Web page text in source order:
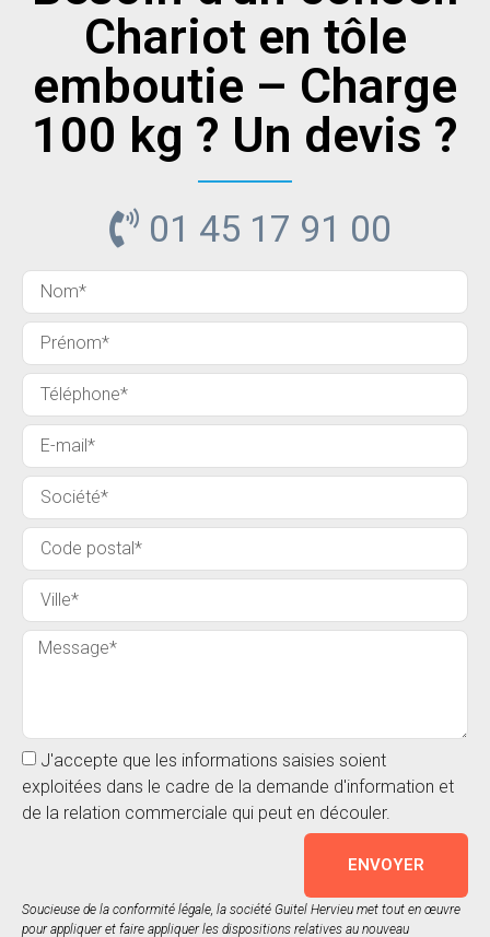
Chariot en tôle
emboutie – Charge
100 kg ? Un devis ?
01 45 17 91 00
J'accepte que les informations saisies soient
exploitées dans le cadre de la demande d'information et
de la relation commerciale qui peut en découler.
ENVOYER
Soucieuse de la conformité légale, la société Guitel Hervieu met tout en œuvre
pour appliquer et faire appliquer les dispositions relatives au nouveau